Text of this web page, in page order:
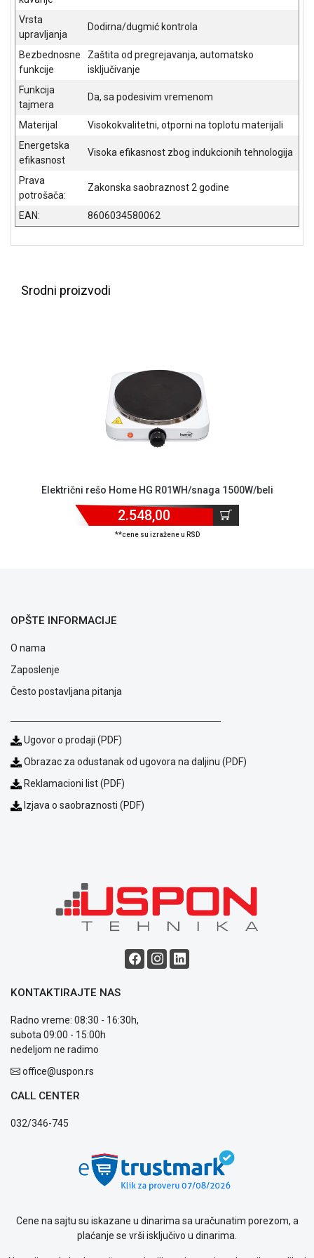
NADZOR I
SIGURNOSNA
OPREMA
SOFTWARE
KABLOVI I
ADAPTERI
KANCELARIJSKI
MATERIJAL
SVE
KUĆU
ŠKOLSKI
PRIBOR
Blog
poslovanja
prijava
Politika
privatnosti
Politika
kolačićima
Provera
OUTLET
Vrsta
upravljanja
Dodirna/dugmić kontrola
Bezbednosne
funkcije
Zaštita od pregrejavanja, automatsko
isključivanje
Funkcija
tajmera
Da, sa podesivim vremenom
Materijal
Visokokvalitetni, otporni na toplotu materijali
Energetska
efikasnost
Visoka efikasnost zbog indukcionih tehnologija
Prava
potrošača:
Zakonska saobraznost 2 godine
EAN: 8606034580062
Srodni proizvodi
Električni rešo Home HG R01WH/snaga 1500W/beli
2.548,00
**cene su izražene u RSD
OPŠTE INFORMACIJE
O nama
Zaposlenje
Često postavljana pitanja
Ugovor o prodaji (PDF)
Obrazac za odustanak od ugovora na daljinu (PDF)
Reklamacioni list (PDF)
Izjava o saobraznosti (PDF)
KONTAKTIRAJTE NAS
Radno vreme: 08:30 - 16:30h,
subota 09:00 - 15:00h
nedeljom ne radimo
office@uspon.rs
CALL CENTER
032/346-745
Cene na sajtu su iskazane u dinarima sa uračunatim porezom, a
plaćanje se vrši isključivo u dinarima.